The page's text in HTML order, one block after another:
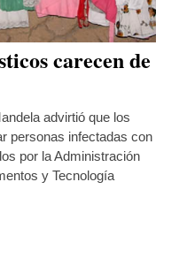
carecen de
advirtió que los
personas infectadas con
por la Administración
y Tecnología